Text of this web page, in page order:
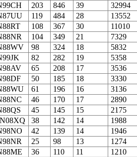
203 846 39
32994
119 484 28
13552
108 367 30
11010
104 349 21
7329
98 324 18
5832
82 282 19
5358
65 208 17
3536
50 185 18
3330
61 196 16
3136
46 170 17
2890
45 145 15
2175
38 142 14
1988
42 139 14
1946
25 98 13
1274
36 110 11
1210